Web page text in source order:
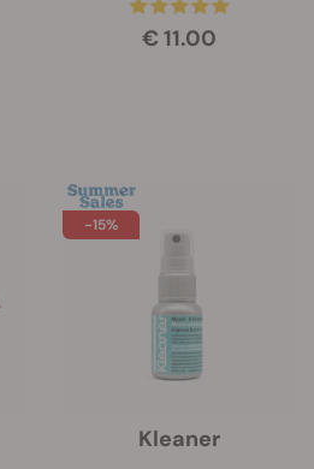
€ 11.00
-15%
Kleaner